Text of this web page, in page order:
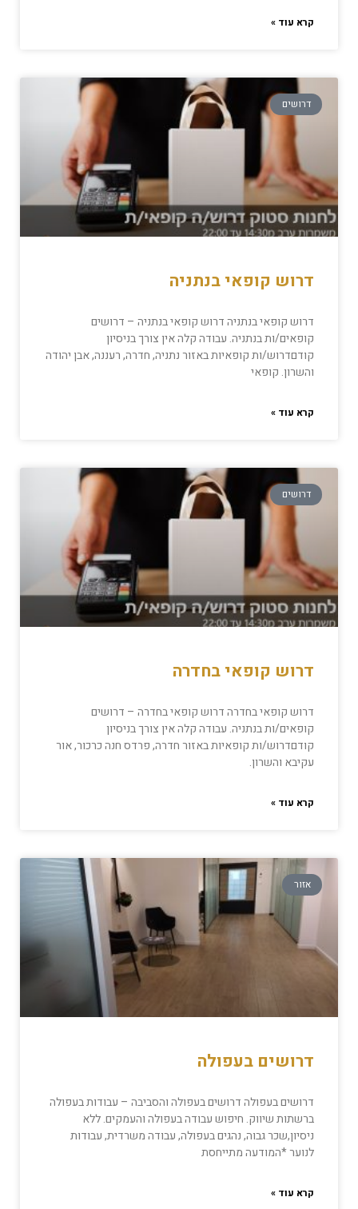
קרא עוד »
דרושים
דרוש קופאי בנתניה
דרוש קופאי בנתניה דרוש קופאי בנתניה – דרושים
קופאים/ות בנתניה. עבודה קלה אין צורך בניסיון
קודםדרוש/ות קופאיות באזור נתניה, חדרה, רעננה, אבן יהודה
והשרון. קופאי
קרא עוד »
דרושים
דרוש קופאי בחדרה
דרוש קופאי בחדרה דרוש קופאי בחדרה – דרושים
קופאים/ות בנתניה. עבודה קלה אין צורך בניסיון
קודםדרוש/ות קופאיות באזור חדרה, פרדס חנה כרכור, אור
עקיבא והשרון.
קרא עוד »
אזור
דרושים בעפולה
דרושים בעפולה דרושים בעפולה והסביבה – עבודות בעפולה
ברשתות שיווק. חיפוש עבודה בעפולה והעמקים. ללא
ניסיון,שכר גבוה, נהגים בעפולה, עבודה משרדית, עבודות
לנוער *המודעה מתייחסת
קרא עוד »